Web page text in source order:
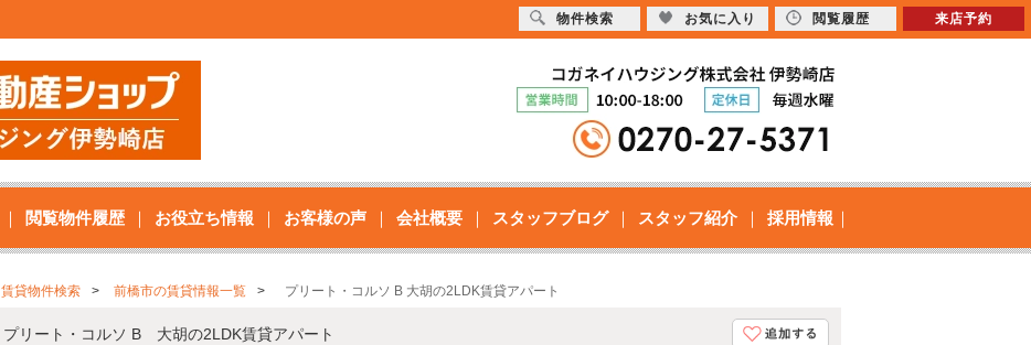
閲覧物件履歴 お役立ち情報 お客様の声 会社概要 スタッフブログ スタッフ紹介 採用情報
賃貸物件検索 前橋市の賃貸情報一覧 プリート・コルソ B 大胡の2LDK賃貸アパート
プリート・コルソ B 大胡の2LDK賃貸アパート
物件検索 お気に入り 閲覧履歴 来店予約